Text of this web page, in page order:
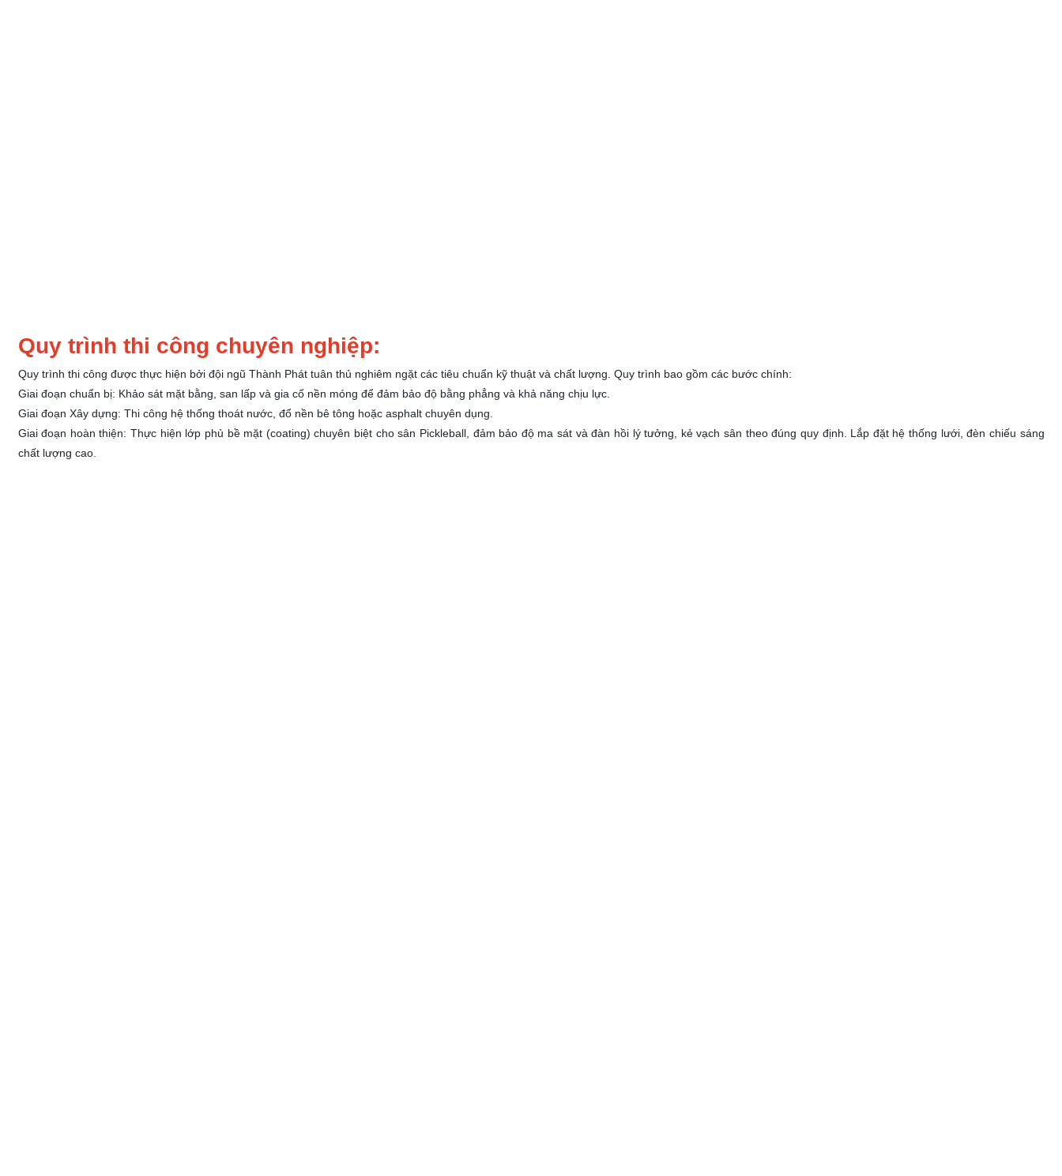
Quy trình thi công chuyên nghiệp:
Quy trình thi công được thực hiện bởi đội ngũ Thành Phát tuân thủ nghiêm ngặt các tiêu chuẩn kỹ thuật và chất lượng. Quy trình bao gồm các bước chính:
Giai đoạn chuẩn bị: Khảo sát mặt bằng, san lấp và gia cố nền móng để đảm bảo độ bằng phẳng và khả năng chịu lực.
Giai đoạn Xây dựng: Thi công hệ thống thoát nước, đổ nền bê tông hoặc asphalt chuyên dụng.
Giai đoạn hoàn thiện: Thực hiện lớp phủ bề mặt (coating) chuyên biệt cho sân Pickleball, đảm bảo độ ma sát và đàn hồi lý tưởng, kẻ vạch sân theo đúng quy định. Lắp đặt hệ thống lưới, đèn chiếu sáng
chất lượng cao.